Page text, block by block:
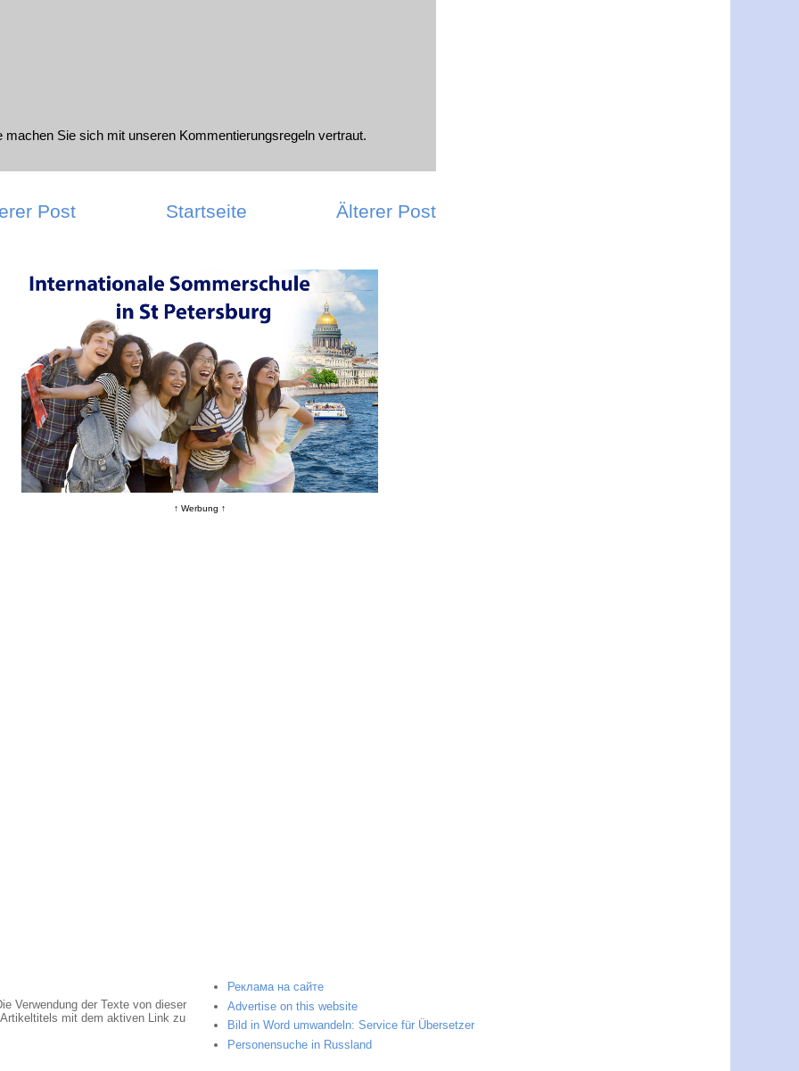
machen Sie sich mit unseren Kommentierungsregeln vertraut.
Post Älterer Post
Startseite
↑ Werbung ↑
Verwendung der Texte von dieser
mit dem aktiven Link zu
Реклама на сайте
Advertise on this website
Bild in Word umwandeln: Service für Übersetzer
Personensuche in Russland